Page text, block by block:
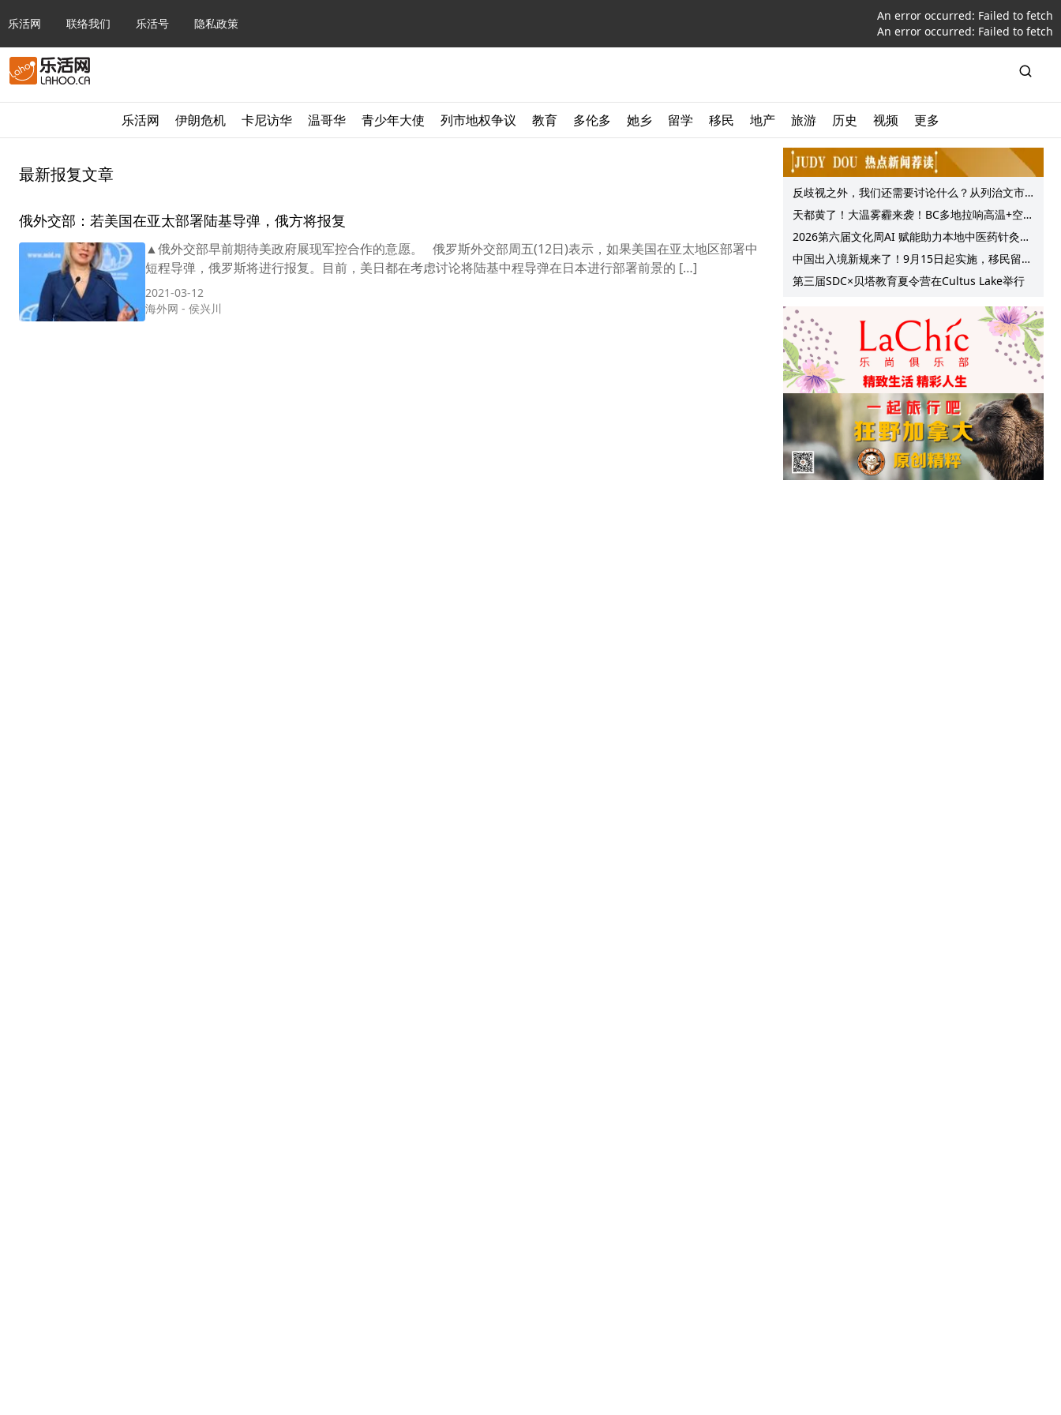
乐活网 联络我们 乐活号 隐私政策
An error occurred: Failed to fetch
An error occurred: Failed to fetch
乐活网 伊朗危机 卡尼访华 温哥华 青少年大使 列市地权争议 教育 多伦多 她乡 留学 移民 地产 旅游 历史 视频 更多
最新报复文章
俄外交部：若美国在亚太部署陆基导弹，俄方将报复
▲俄外交部早前期待美政府展现军控合作的意愿。 俄罗斯外交部周五(12日)表示，如果美国在亚太地区部署中
短程导弹，俄罗斯将进行报复。目前，美日都在考虑讨论将陆基中程导弹在日本进行部署前景的 […]
2021-03-12
海外网 - 侯兴川
反歧视之外，我们还需要讨论什么？从列治文市
议会一项动议谈起
天都黄了！大温雾霾来袭！BC多地拉响高温+空气
质量预警 最高可达35°C！
2026第六届文化周AI 赋能助力本地中医药针灸服
务提质升级
中国出入境新规来了！9月15日起实施，移民留学
中介迎来最强监管！
第三届SDC×贝塔教育夏令营在Cultus Lake举行